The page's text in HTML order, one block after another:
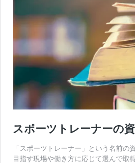
スポーツトレーナーの
「スポーツトレーナー」という名前
目指す現場や働き方に応じて選んで